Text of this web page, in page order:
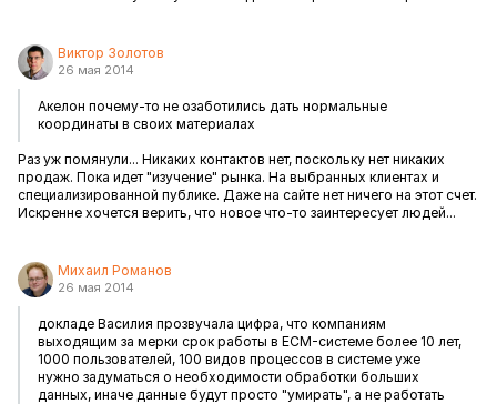
Виктор Золотов
26 мая 2014
Акелон почему-то не озаботились дать нормальные
координаты в своих материалах
Раз уж помянули... Никаких контактов нет, поскольку нет никаких
продаж. Пока идет "изучение" рынка. На выбранных клиентах и
специализированной публике. Даже на сайте нет ничего на этот счет.
Искренне хочется верить, что новое что-то заинтересует людей...
Михаил Романов
26 мая 2014
докладе Василия прозвучала цифра, что компаниям
выходящим за мерки срок работы в ECM-системе более 10 лет,
1000 пользователей, 100 видов процессов в системе уже
нужно задуматься о необходимости обработки больших
данных, иначе данные будут просто "умирать", а не работать